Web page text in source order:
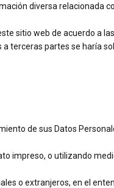
diversa relacionada
sitio web de acuerdo a
terceras partes se haría
de sus Datos
impreso, o utilizando
o extranjeros, en el